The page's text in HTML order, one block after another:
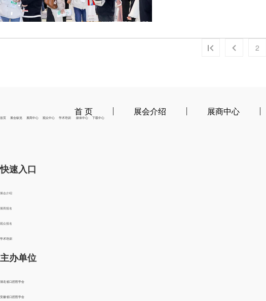
2
首 页 展会介绍 展商中心
首页 展会纵览 展商中心 观众中心 学术培训 媒体中心 下载中心
快速入口
展会介绍
展商报名
观众报名
学术培训
主办单位
湖北省口腔医学会
安徽省口腔医学会